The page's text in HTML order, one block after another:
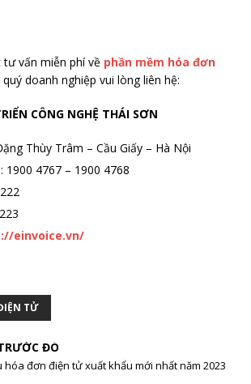
vấn miễn phí về phần mềm hóa đơn
doanh nghiệp vui lòng liên hệ:
CÔNG NGHỆ THÁI SƠN
Thùy Trâm – Cầu Giấy – Hà Nội
1900 4767 – 1900 4768
einvoice.vn/
TỬ
ĐÓ
hóa đơn điện tử xuất khẩu mới nhất năm 2023